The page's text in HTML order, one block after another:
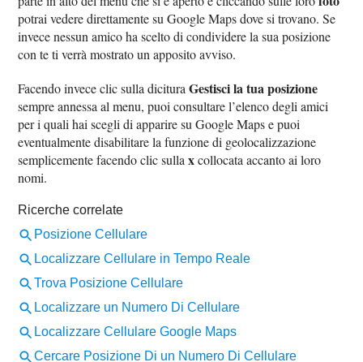
potrai vedere direttamente su Google Maps dove si trovano. Se
invece nessun amico ha scelto di condividere la sua posizione
con te ti verrà mostrato un apposito avviso.
Facendo invece clic sulla dicituraGestisci la tua posizione
sempre annessa al menu, puoi consultare l’elenco degli amici
per i quali hai scegli di apparire su Google Maps e puoi
eventualmente disabilitare la funzione di geolocalizzazione
semplicemente facendo clic sullaxcollocata accanto ai loro
nomi.